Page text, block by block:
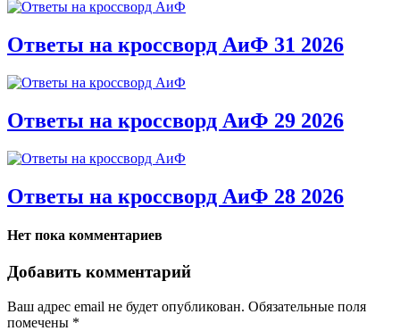
Ответы на кроссворд АиФ 31 2026
Ответы на кроссворд АиФ 29 2026
Ответы на кроссворд АиФ 28 2026
Нет пока комментариев
Добавить комментарий
Ваш адрес email не будет опубликован. Обязательные поля
помечены *